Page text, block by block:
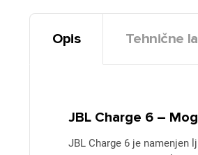
Opis Tehnične
JBL Charge 6 –
JBL Charge 6 je